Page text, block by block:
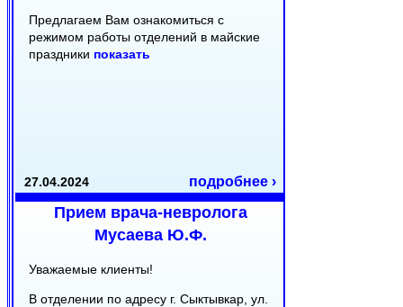
Предлагаем Вам ознакомиться с
режимом работы отделений в майские
праздники показать
27.04.2024 подробнее ›
Прием врача-невролога
Мусаева Ю.Ф.
Уважаемые клиенты!
В отделении по адресу г. Сыктывкар, ул.